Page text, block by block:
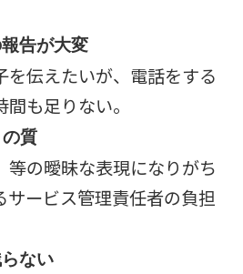
告が大変
を伝えたいが、電話をする
も足りない。
質
等の曖昧な表現になりがち
サービス管理責任者の負担
ない